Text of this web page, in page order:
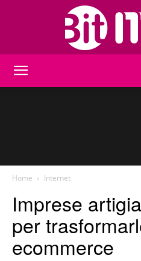
Home Internet
Imprese
per
ecommerce